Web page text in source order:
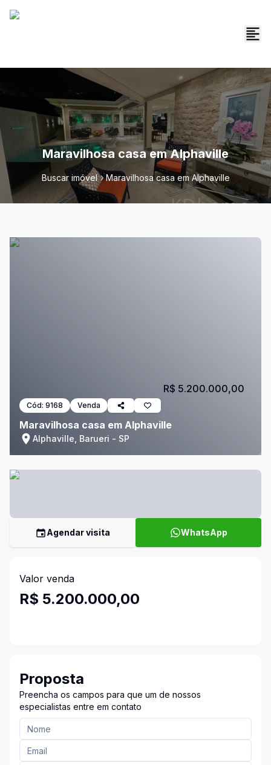
Maravilhosa casa em Alphaville
Buscar imóvel Maravilhosa casa em Alphaville
Cód: 9168 Venda
Maravilhosa casa em Alphaville
Alphaville, Barueri - SP
R$ 5.200.000,00
Agendar visita WhatsApp
Valor venda
R$ 5.200.000,00
Proposta
Preencha os campos para que um de nossos
especialistas entre em contato